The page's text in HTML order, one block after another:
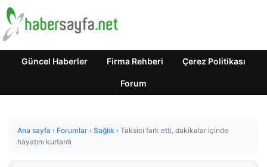
Güncel Haberler Firma Rehberi Çerez Politikası
Forum
Ana sayfa › Forumlar › Sağlık › Taksici fark etti, dakikalar içinde
hayatını kurtardı